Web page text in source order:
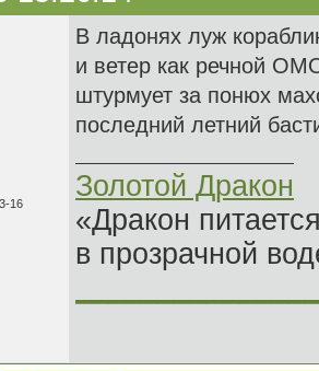
16
В ладонях луж
и ветер как речной
штурмует за понюх
последний летний
Золотой Дракон
«Дракон
в прозрачной